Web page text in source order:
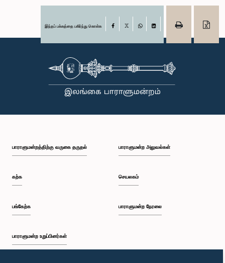
இந்தப் பக்கத்தை பகிர்ந்து கொள்க Facebook
பாராளுமன்றத்திற்கு வருகை தருதல்
கற்க
பங்கேற்க
பாராளுமன்ற உறுப்பினர்கள்
பாராளுமன்ற அலுவல்கள்
செயலகம்
பாராளுமன்ற நேரலை